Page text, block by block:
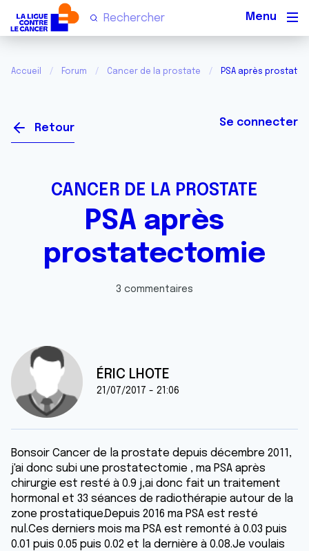
Accueil Forum Cancer de la prostate PSA après
Retour Se connecter
CANCER DE LA PROSTATE
PSA après
prostatectomie
3 commentaires
ÉRIC LHOTE
21/07/2017 - 21:06
Bonsoir Cancer de la prostate depuis décembre 2011,
j'ai donc subi une prostatectomie , ma PSA après
chirurgie est resté à 0.9 j,ai donc fait un traitement
hormonal et 33 séances de radiothérapie autour de la
zone prostatique.Depuis 2016 ma PSA est resté
nul.Ces derniers mois ma PSA est remonté à 0.03 puis
0.01 puis 0.05 puis 0.02 et la dernière à 0.08.Je voulais